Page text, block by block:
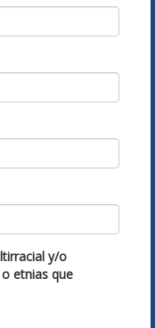
y/o
etnias que